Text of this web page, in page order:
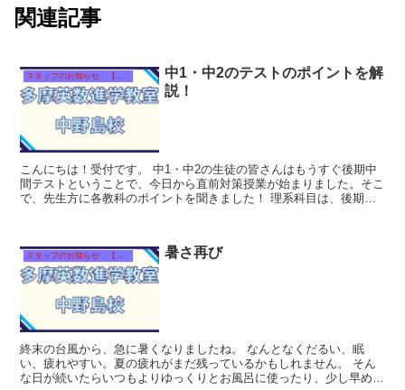
関連記事
中1・中2のテストのポイントを解
説！
こんにちは！受付です。 中1・中2の生徒の皆さんはもうすぐ後期中
間テストということで、今日から直前対策授業が始まりました。そこ
で、先生方に各教科のポイントを聞きました！ 理系科目は、後期に
暑さ再び
終末の台風から、急に暑くなりましたね。 なんとなくだるい、眠
い、疲れやすい。夏の疲れがまだ残っているかもしれません。 そん
な日が続いたらいつもよりゆっくりとお風呂に使ったり、少し早めに